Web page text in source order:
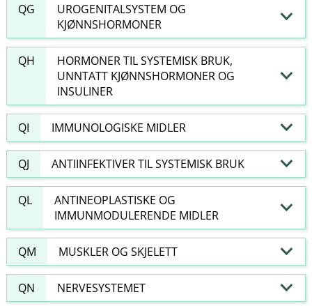
QG
UROGENITALSYSTEM OG
KJØNNSHORMONER
QH
HORMONER TIL SYSTEMISK BRUK,
UNNTATT KJØNNSHORMONER OG
INSULINER
QI IMMUNOLOGISKE MIDLER
QJ ANTIINFEKTIVER TIL SYSTEMISK BRUK
QL
ANTINEOPLASTISKE OG
IMMUNMODULERENDE MIDLER
QM MUSKLER OG SKJELETT
QN NERVESYSTEMET